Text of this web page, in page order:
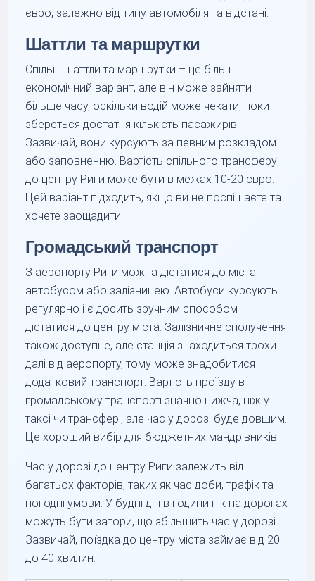
євро, залежно від типу автомобіля та відстані.
Шаттли та маршрутки
Спільні шаттли та маршрутки – це більш
економічний варіант, але він може зайняти
більше часу, оскільки водій може чекати, поки
збереться достатня кількість пасажирів.
Зазвичай, вони курсують за певним розкладом
або заповненню. Вартість спільного трансферу
до центру Риги може бути в межах 10-20 євро.
Цей варіант підходить, якщо ви не поспішаєте та
хочете заощадити.
Громадський транспорт
З аеропорту Риги можна дістатися до міста
автобусом або залізницею. Автобуси курсують
регулярно і є досить зручним способом
дістатися до центру міста. Залізничне сполучення
також доступне, але станція знаходиться трохи
далі від аеропорту, тому може знадобитися
додатковий транспорт. Вартість проїзду в
громадському транспорті значно нижча, ніж у
таксі чи трансфері, але час у дорозі буде довшим.
Це хороший вибір для бюджетних мандрівників.
Час у дорозі до центру Риги залежить від
багатьох факторів, таких як час доби, трафік та
погодні умови. У будні дні в години пік на дорогах
можуть бути затори, що збільшить час у дорозі.
Зазвичай, поїздка до центру міста займає від 20
до 40 хвилин.